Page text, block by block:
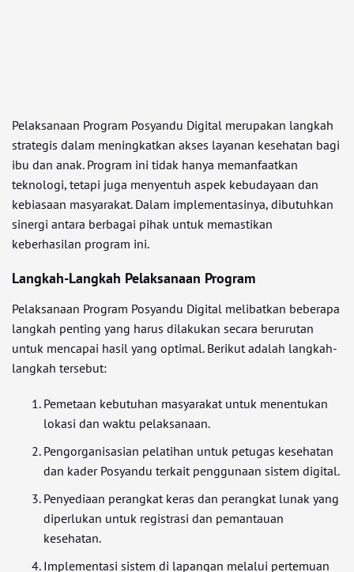
Pelaksanaan Program Posyandu Digital merupakan langkah
strategis dalam meningkatkan akses layanan kesehatan bagi
ibu dan anak. Program ini tidak hanya memanfaatkan
teknologi, tetapi juga menyentuh aspek kebudayaan dan
kebiasaan masyarakat. Dalam implementasinya, dibutuhkan
sinergi antara berbagai pihak untuk memastikan
keberhasilan program ini.
Langkah-Langkah Pelaksanaan Program
Pelaksanaan Program Posyandu Digital melibatkan beberapa
langkah penting yang harus dilakukan secara berurutan
untuk mencapai hasil yang optimal. Berikut adalah langkah-
langkah tersebut:
Pemetaan kebutuhan masyarakat untuk menentukan
lokasi dan waktu pelaksanaan.
Pengorganisasian pelatihan untuk petugas kesehatan
dan kader Posyandu terkait penggunaan sistem digital.
Penyediaan perangkat keras dan perangkat lunak yang
diperlukan untuk registrasi dan pemantauan
kesehatan.
Implementasi sistem di lapangan melalui pertemuan